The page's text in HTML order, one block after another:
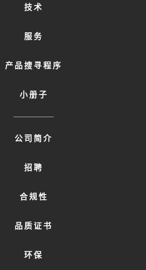
技术
服务
产品搜寻程序
小册子
公司简介
招聘
合规性
品质证书
环保